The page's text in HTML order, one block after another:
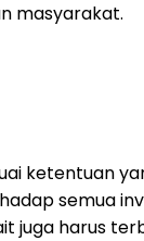
masyarakat.
ketentuan
semua
juga harus